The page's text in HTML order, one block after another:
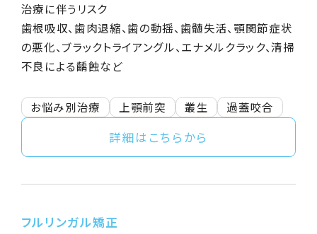
治療に伴うリスク
歯根吸収、歯肉退縮、歯の動揺、歯髄失活、顎関節症状
の悪化、ブラックトライアングル、エナメルクラック、清掃
不良による齲蝕など
お悩み別治療 上顎前突 叢生 過蓋咬合
詳細はこちらから
フルリンガル矯正